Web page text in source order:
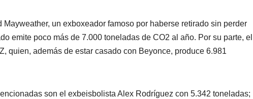
Mayweather, un exboxeador famoso por haberse retirado sin perder
emite poco más de 7.000 toneladas de CO2 al año. Por su parte, el
quien, además de estar casado con Beyonce, produce 6.981
son el exbeisbolista Alex Rodríguez con 5.342 toneladas;